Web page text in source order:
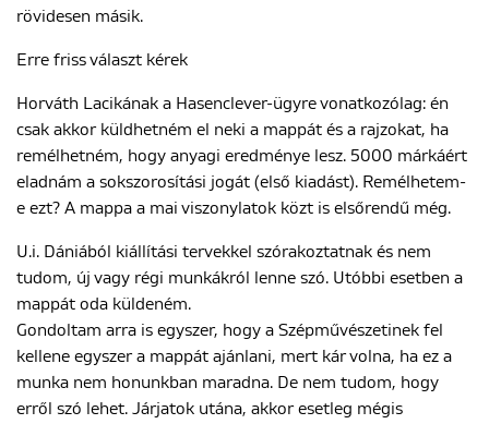
rövidesen másik.
Erre friss választ kérek
Horváth Lacikának a Hasenclever-ügyre vonatkozólag: én
csak akkor küldhetném el neki a mappát és a rajzokat, ha
remélhetném, hogy anyagi eredménye lesz. 5000 márkáért
eladnám a sokszorosítási jogát (első kiadást). Remélhetem-
e ezt? A mappa a mai viszonylatok közt is elsőrendű még.
U.i. Dániából kiállítási tervekkel szórakoztatnak és nem
tudom, új vagy régi munkákról lenne szó. Utóbbi esetben a
mappát oda küldeném.
Gondoltam arra is egyszer, hogy a Szépművészetinek fel
kellene egyszer a mappát ajánlani, mert kár volna, ha ez a
munka nem honunkban maradna. De nem tudom, hogy
erről szó lehet. Járjatok utána, akkor esetleg mégis